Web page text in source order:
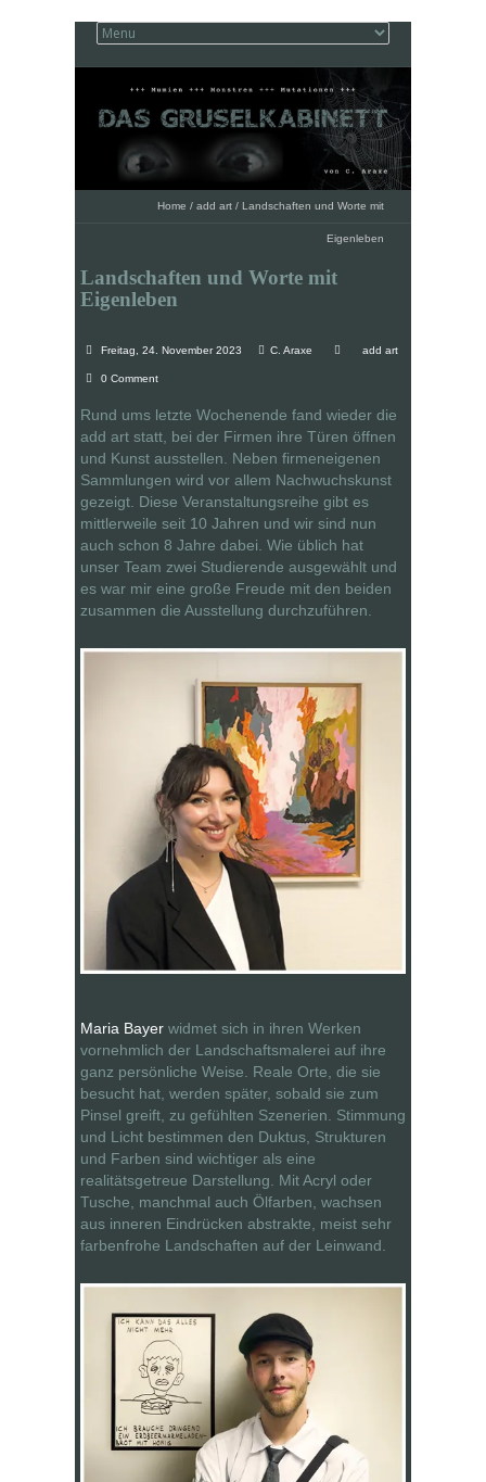
Home / add art / Landschaften und Worte mit
Eigenleben
Landschaften und Worte mit
Eigenleben
Freitag, 24. November 2023 C. Araxe add art
0 Comment
Rund ums letzte Wochenende fand wieder die
add art statt, bei der Firmen ihre Türen öffnen
und Kunst ausstellen. Neben firmeneigenen
Sammlungen wird vor allem Nachwuchskunst
gezeigt. Diese Veranstaltungsreihe gibt es
mittlerweile seit 10 Jahren und wir sind nun
auch schon 8 Jahre dabei. Wie üblich hat
unser Team zwei Studierende ausgewählt und
es war mir eine große Freude mit den beiden
zusammen die Ausstellung durchzuführen.
Maria Bayer widmet sich in ihren Werken
vornehmlich der Landschaftsmalerei auf ihre
ganz persönliche Weise. Reale Orte, die sie
besucht hat, werden später, sobald sie zum
Pinsel greift, zu gefühlten Szenerien. Stimmung
und Licht bestimmen den Duktus, Strukturen
und Farben sind wichtiger als eine
realitätsgetreue Darstellung. Mit Acryl oder
Tusche, manchmal auch Ölfarben, wachsen
aus inneren Eindrücken abstrakte, meist sehr
farbenfrohe Landschaften auf der Leinwand.